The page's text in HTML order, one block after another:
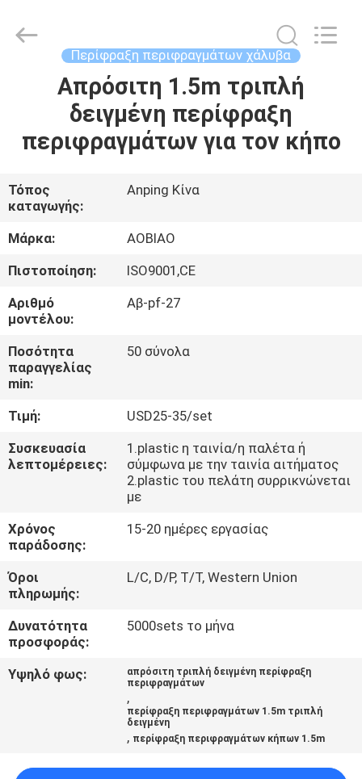
ΠΡΟΪΌΝΤΑ
ΠΕΡΊΠΟΥ
ΕΜΕΊΣ
ΓΎΡΟΣ
ΕΡΓΟΣΤΑΣΊΩΝ
ΠΟΙΟΤΙΚΌΣ
ΈΛΕΓΧΟΣ
ΜΑΣ
ΕΛΆΤΕ
ΜΕ
ΕΙΔΉΣΕΙΣ
ΖΗΤΉΣΤΕ
ΈΝΑ
ΑΠΌΣΠΑΣΜΑ
Co.,Ltd.
Περίφραξη περιφραγμάτων χάλυβα
Απρόσιτη 1.5m τριπλή
δειγμένη περίφραξη
περιφραγμάτων για τον κήπο
Τόπος
καταγωγής:
Anping Κίνα
Μάρκα:
AOBIAO
Πιστοποίηση:
ISO9001,CE
Αριθμό
μοντέλου:
Αβ-pf-27
Ποσότητα
παραγγελίας
min:
50 σύνολα
Τιμή:
USD25-35/set
Συσκευασία
λεπτομέρειες:
1.plastic η ταινία/η παλέτα ή
σύμφωνα με την ταινία αιτήματος
2.plastic του πελάτη συρρικνώνεται
με
Χρόνος
παράδοσης:
15-20 ημέρες εργασίας
Όροι
πληρωμής:
L/C, D/P, T/T, Western Union
Δυνατότητα
προσφοράς:
5000sets το μήνα
Υψηλό φως:
απρόσιτη τριπλή δειγμένη περίφραξη
περιφραγμάτων
,
περίφραξη περιφραγμάτων 1.5m τριπλή
δειγμένη
, περίφραξη περιφραγμάτων κήπων 1.5m